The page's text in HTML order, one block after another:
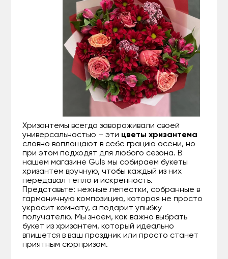
Хризантемы всегда завораживали своей
универсальностью – эти цветы хризантема
словно воплощают в себе грацию осени, но
при этом подходят для любого сезона. В
нашем магазине Guls мы собираем букеты
хризантем вручную, чтобы каждый из них
передавал тепло и искренность.
Представьте: нежные лепестки, собранные в
гармоничную композицию, которая не просто
украсит комнату, а подарит улыбку
получателю. Мы знаем, как важно выбрать
букет из хризантем, который идеально
впишется в ваш праздник или просто станет
приятным сюрпризом.